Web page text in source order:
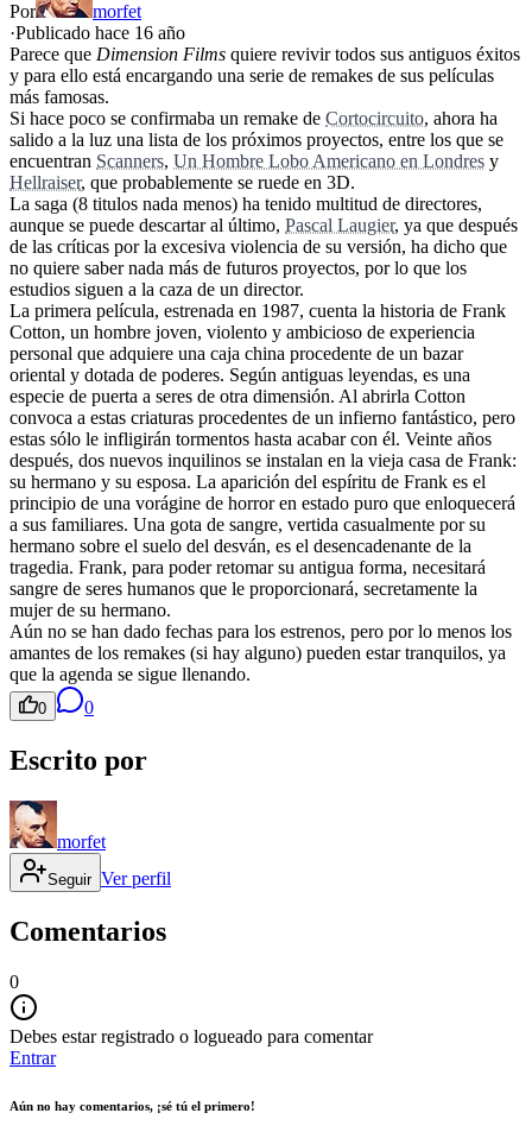
Por
morfet
·Publicado hace 16 año
Parece que Dimension Films quiere revivir todos sus antiguos éxitos
y para ello está encargando una serie de remakes de sus películas
más famosas.
Si hace poco se confirmaba un remake de Cortocircuito, ahora ha
salido a la luz una lista de los próximos proyectos, entre los que se
encuentran Scanners, Un Hombre Lobo Americano en Londres y
Hellraiser, que probablemente se ruede en 3D.
La saga (8 titulos nada menos) ha tenido multitud de directores,
aunque se puede descartar al último, Pascal Laugier, ya que después
de las críticas por la excesiva violencia de su versión, ha dicho que
no quiere saber nada más de futuros proyectos, por lo que los
estudios siguen a la caza de un director.
La primera película, estrenada en 1987, cuenta la historia de Frank
Cotton, un hombre joven, violento y ambicioso de experiencia
personal que adquiere una caja china procedente de un bazar
oriental y dotada de poderes. Según antiguas leyendas, es una
especie de puerta a seres de otra dimensión. Al abrirla Cotton
convoca a estas criaturas procedentes de un infierno fantástico, pero
estas sólo le infligirán tormentos hasta acabar con él. Veinte años
después, dos nuevos inquilinos se instalan en la vieja casa de Frank:
su hermano y su esposa. La aparición del espíritu de Frank es el
principio de una vorágine de horror en estado puro que enloquecerá
a sus familiares. Una gota de sangre, vertida casualmente por su
hermano sobre el suelo del desván, es el desencadenante de la
tragedia. Frank, para poder retomar su antigua forma, necesitará
sangre de seres humanos que le proporcionará, secretamente la
mujer de su hermano.
Aún no se han dado fechas para los estrenos, pero por lo menos los
amantes de los remakes (si hay alguno) pueden estar tranquilos, ya
que la agenda se sigue llenando.
0 0
Escrito por
morfet
Seguir Ver perfil
Comentarios
0
Debes estar registrado o logueado para comentar
Entrar
Aún no hay comentarios, ¡sé tú el primero!